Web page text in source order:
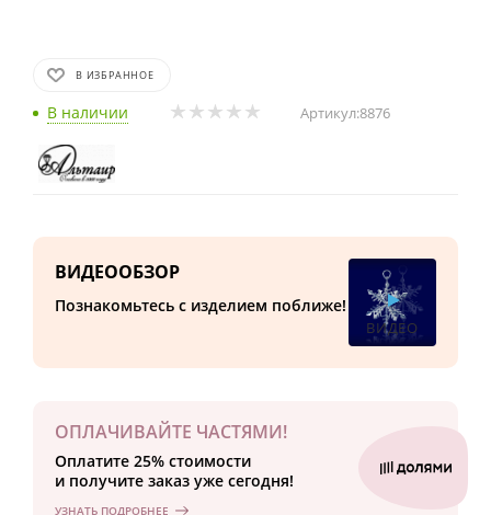
В ИЗБРАННОЕ
В наличии Артикул:8876
ВИДЕООБЗОР
Познакомьтесь с изделием поближе!
ВИДЕО
ОПЛАЧИВАЙТЕ ЧАСТЯМИ!
Оплатите 25% стоимости
и получите заказ уже сегодня!
УЗНАТЬ ПОДРОБНЕЕ